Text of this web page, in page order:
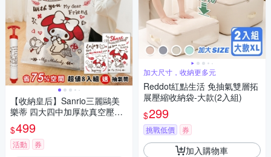
【收納皇后】Sanrio三麗鷗美
樂蒂 四大四中加厚款真空壓縮
袋組/收納袋/防塵袋 (9件組)
$499
活動 券
加大尺寸，收納更多元
Reddot紅點生活 免抽氣雙層拓
展壓縮收納袋-大款(2入組)
$299
挑戰低價 券
加入購物車